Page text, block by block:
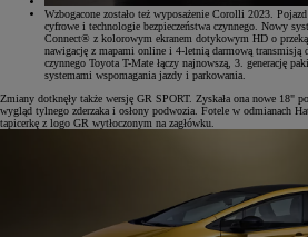
Wzbogacone zostało też wyposażenie Corolli 2023.
cyfrowe i technologie bezpieczeństwa czynnego. Nowy
Connect® z kolorowym ekranem dotykowym HD o
nawigację z mapami online i 4-letnią darmową transmisją
czynnego Toyota T-Mate łączy najnowszą, 3. generację
systemami wspomagania jazdy i parkowania.
Zmiany dotknęły także wersję GR SPORT. Zyskała ona nowe 18"
wygląd tylnego zderzaka i osłony podwozia. Fotele w odmianach
tapicerkę z logo GR wytłoczonym na zagłówku.